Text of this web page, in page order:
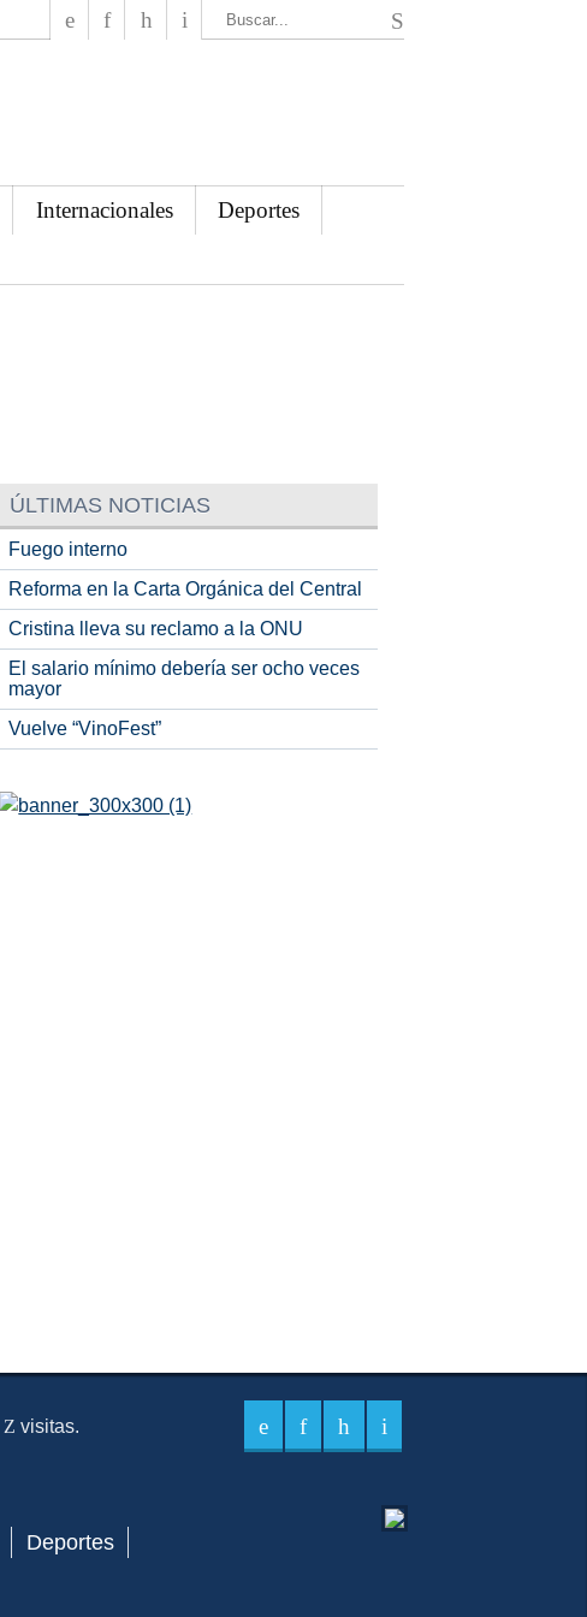
Internacionales
Deportes
ÚLTIMAS NOTICIAS
Fuego interno
Reforma en la Carta Orgánica del Central
Cristina lleva su reclamo a la ONU
El salario mínimo debería ser ocho veces
mayor
Vuelve “VinoFest”
visitas.
Deportes